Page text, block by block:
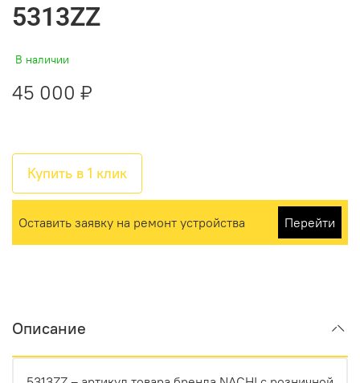
5313ZZ
В наличии
45 000 ₽
Купить в 1 клик
Оставить заявку на ремонт устройства Перейти
Описание